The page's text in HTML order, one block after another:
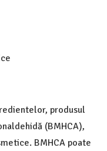
produsul
(BMHCA),
BMHCA poate